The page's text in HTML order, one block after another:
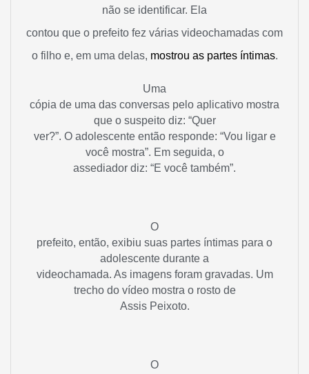
não se identificar. Ela
contou que o prefeito fez várias videochamadas com
o filho e, em uma delas, mostrou as partes íntimas.
Uma
cópia de uma das conversas pelo aplicativo mostra
que o suspeito diz: “Quer
ver?”. O adolescente então responde: “Vou ligar e
você mostra”. Em seguida, o
assediador diz: “E você também”.
O
prefeito, então, exibiu suas partes íntimas para o
adolescente durante a
videochamada. As imagens foram gravadas. Um
trecho do vídeo mostra o rosto de
Assis Peixoto.
O